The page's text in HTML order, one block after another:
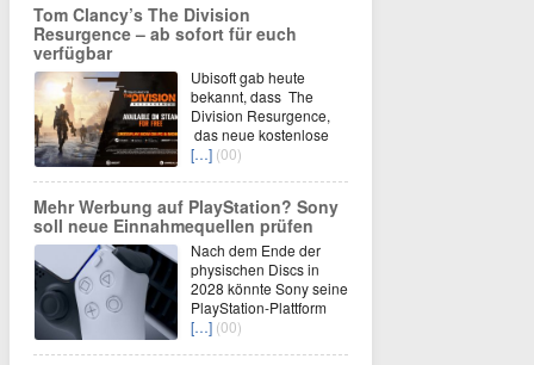
Tom Clancy’s The Division
Resurgence – ab sofort für euch
verfügbar
Ubisoft gab heute
bekannt, dass The
Division Resurgence,
das neue kostenlose
[…] (00)
Mehr Werbung auf PlayStation? Sony
soll neue Einnahmequellen prüfen
Nach dem Ende der
physischen Discs in
2028 könnte Sony seine
PlayStation-Plattform
[…] (00)